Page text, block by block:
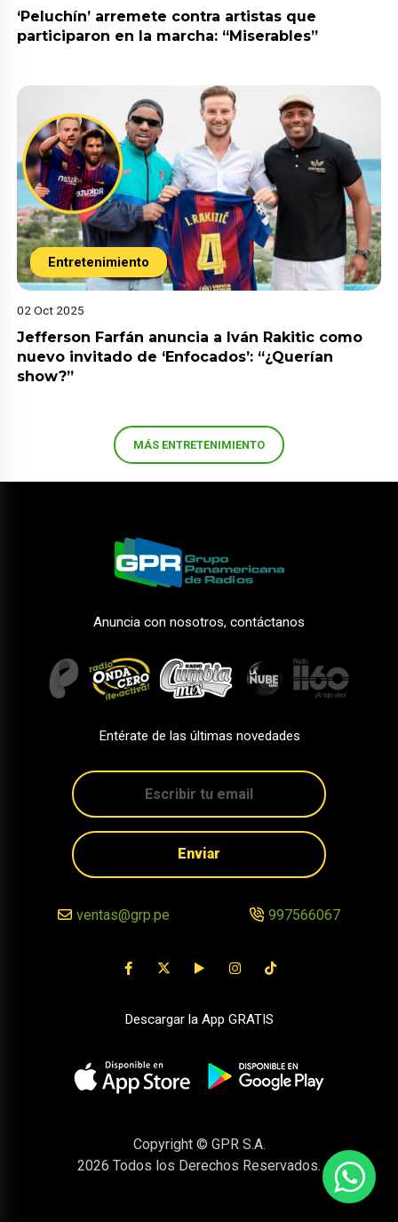
‘Peluchín’ arremete contra artistas que
participaron en la marcha: “Miserables”
Entretenimiento
02 Oct 2025
Jefferson Farfán anuncia a Iván Rakitic como
nuevo invitado de ‘Enfocados’: “¿Querían
show?”
MÁS ENTRETENIMIENTO
Anuncia con nosotros, contáctanos
Entérate de las últimas novedades
Enviar
ventas@grp.pe 997566067
Descargar la App GRATIS
Copyright © GPR S.A.
2026 Todos los Derechos Reservados.